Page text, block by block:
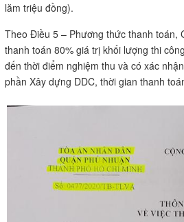
lăm triệu đồng).
Theo Điều 5 – Phương thức thanh toán,
thanh toán 80% giá trị khối lượng thi
đến thời điểm nghiệm thu và có xác
phần Xây dựng DDC, thời gian thanh